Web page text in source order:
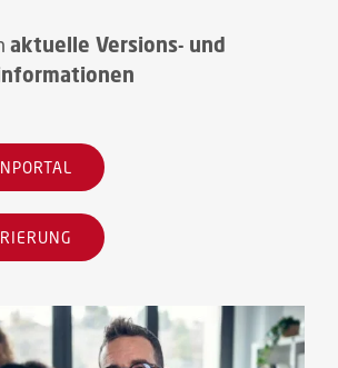
aktuelle Versions- und